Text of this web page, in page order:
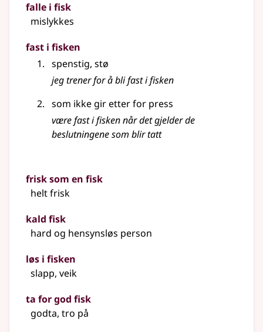
falle i fisk
mislykkes
fast i fisken
spenstig, stø
jeg trener for å bli fast i fisken
som ikke gir etter for press
være fast i fisken når det gjelder de
beslutningene som blir tatt
frisk som en fisk
helt frisk
kald fisk
hard og hensynsløs person
løs i fisken
slapp, veik
ta for god fisk
godta, tro på